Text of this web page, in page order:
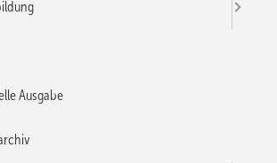
für 2015 lauten: „Aufbau und
Anlagen“ sowie „Integration
in der Gebäudeautomation effizient
werden an verschiedenen Terminen
Experten abgehalten.
und Regelstrategien von raumlufttechnischen
mit RLT-Anlagen, die im Zuge neuer,
Ausgabe